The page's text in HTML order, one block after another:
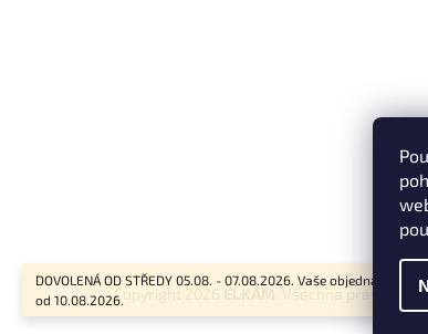
DOVOLENÁ OD STŘEDY 05.08. - 07.08.2026. Vaše objednávky
od 10.08.2026.Copyright 2026 . Všechna práva